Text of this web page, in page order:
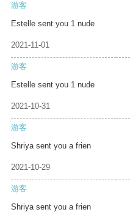
游客
Estelle sent you 1 nude
2021-11-01
游客
Estelle sent you 1 nude
2021-10-31
游客
Shriya sent you a frien
2021-10-29
游客
Shriya sent you a frien